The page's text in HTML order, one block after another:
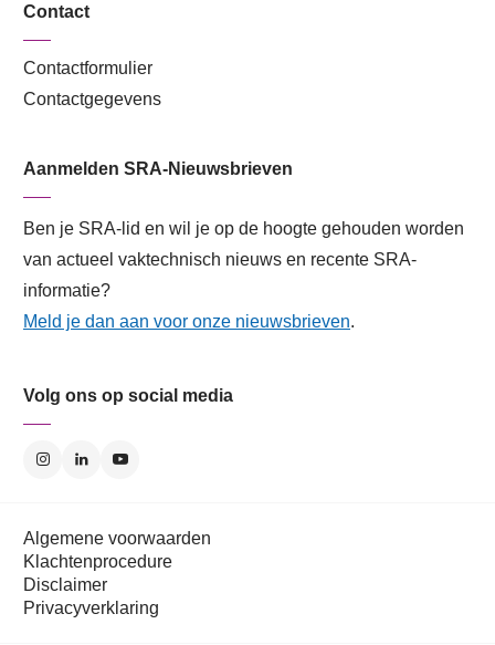
Contact
Contactformulier
Contactgegevens
Aanmelden SRA-Nieuwsbrieven
Ben je SRA-lid en wil je op de hoogte gehouden worden
van actueel vaktechnisch nieuws en recente SRA-
informatie?
Meld je dan aan voor onze nieuwsbrieven.
Volg ons op social media
Algemene voorwaarden
Klachtenprocedure
Disclaimer
Privacyverklaring